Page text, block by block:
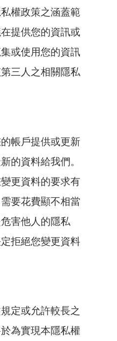
權政策之涵蓋範
提供您的資訊或
或使用您的資訊
三人之相關隱私
帳戶提供或更新
的資料給我們。
更資料的要求有
要花費顯不相當
害他人的隱私
拒絕您變更資料
定或允許較長之
為實現本隱私權